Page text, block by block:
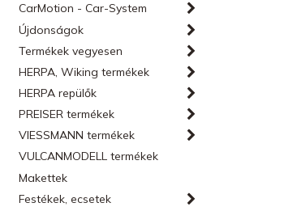
CarMotion - Car-System
Újdonságok
Termékek vegyesen
HERPA, Wiking termékek
HERPA repülők
PREISER termékek
VIESSMANN termékek
VULCANMODELL termékek
Makettek
Festékek, ecsetek